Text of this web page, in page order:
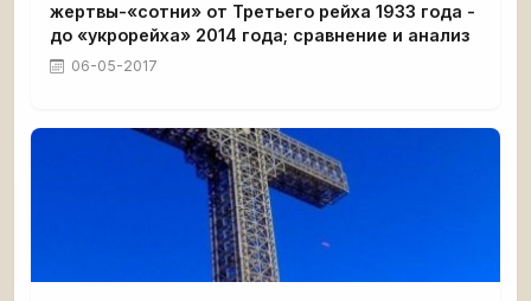
жертвы-«сотни» от Третьего рейха 1933 года -
до «укрорейха» 2014 года; сравнение и анализ
06-05-2017